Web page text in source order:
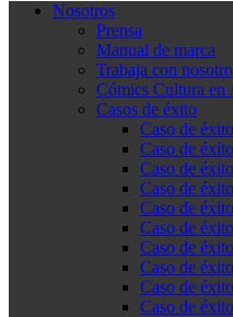
Nosotros
Prensa
Manual de marca
Trabaja con
Cómics Cultura en
Casos de éxito
Caso de
Caso de
Caso de
Caso de
Caso de
Caso de
Caso de
Caso de
Caso de
Caso de